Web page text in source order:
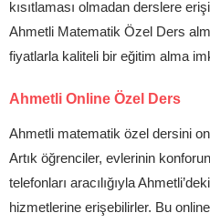
kısıtlaması olmadan derslere
Ahmetli Matematik Özel Ders
fiyatlarla kaliteli bir eğitim alma
Ahmetli Online Özel Ders
Ahmetli matematik özel dersini
Artık öğrenciler, evlerinin
telefonları aracılığıyla
hizmetlerine erişebilirler. Bu